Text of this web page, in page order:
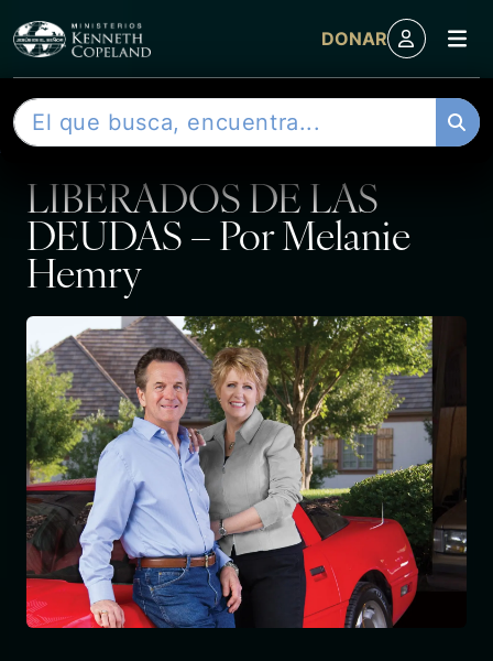
DONAR
B
u
ENTRADA
LIBERADOS DE LAS
DEUDAS – Por Melanie
Hemry